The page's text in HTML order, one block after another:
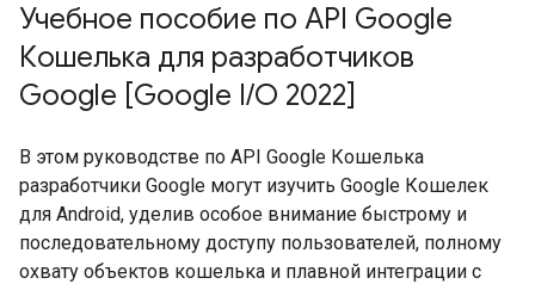
Учебное пособие по API Google
Кошелька для разработчиков
Google [Google I/O 2022]
В этом руководстве по API Google Кошелька
разработчики Google могут изучить Google Кошелек
для Android, уделив особое внимание быстрому и
последовательному доступу пользователей, полному
охвату объектов кошелька и плавной интеграции с